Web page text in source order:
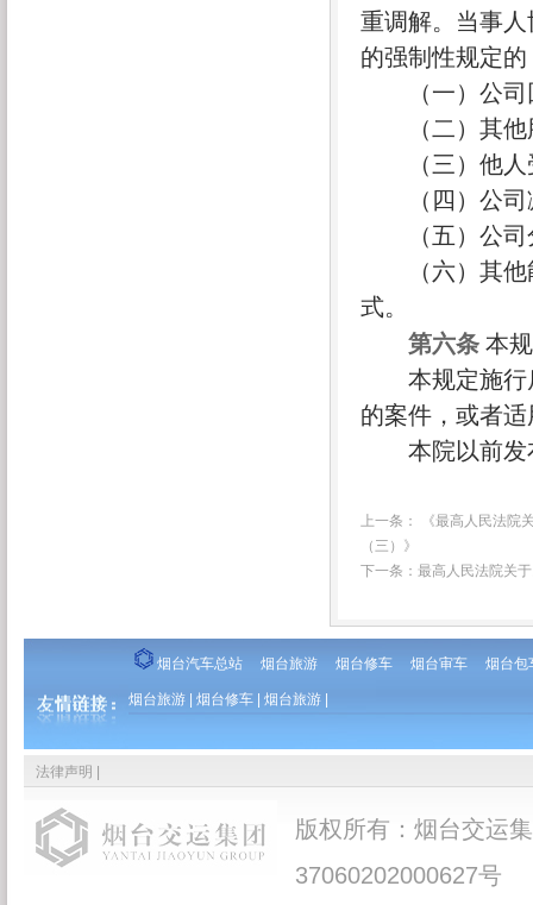
重调解。当事
的强制性规定
（一）公司
（二）其他
（三）他人
（四）公司
（五）公司
（六）其他能
式。
第六条 本
本规定施行后
的案件，或者
本院以前发布
上一条：
《最高人民法院
（三）》
下一条： 最高人民法院关
烟台汽车总站 烟台旅游 烟台修车 烟台审车 烟台包
烟台旅游 烟台修车 烟台旅游
法律声明
版权所有：烟台交运
37060202000627号